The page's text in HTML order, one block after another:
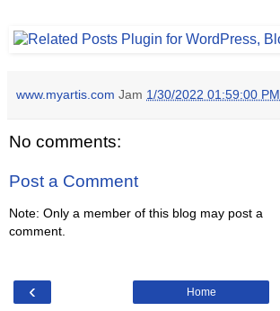
www.myartis.com Jam 1/30/2022 01:59:00 PM
No comments:
Post a Comment
Note: Only a member of this blog may post a
comment.
‹ Home